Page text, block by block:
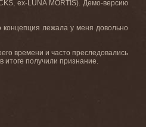
ex-LUNA MORTIS).Демо-версию
концепция лежала у меня довольно
времени и часто преследовались
итоге получили признание.